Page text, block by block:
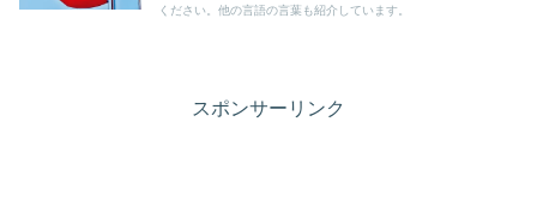
ください。他の言語の言葉も紹介しています。
スポンサーリンク